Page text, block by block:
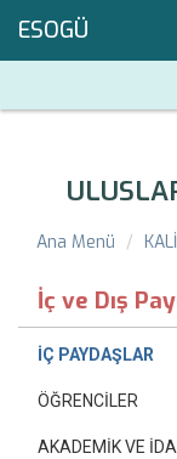
ESOGÜ
Ana Menü
İç ve Dış
İÇ PAYDAŞLAR
ÖĞRENCİLER
AKADEMİK VE